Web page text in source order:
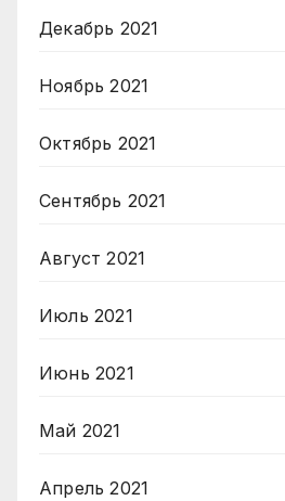
Декабрь 2021
Ноябрь 2021
Октябрь 2021
Сентябрь 2021
Август 2021
Июль 2021
Июнь 2021
Май 2021
Апрель 2021